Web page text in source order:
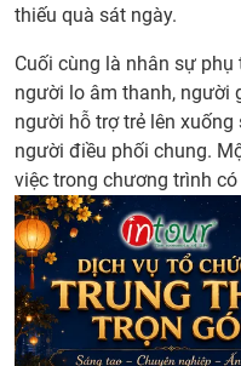
thiếu quà sát ngày.
Cuối cùng là nhân sự
người lo âm thanh, người
người hỗ trợ trẻ lên
người điều phối chung.
việc trong chương trình có